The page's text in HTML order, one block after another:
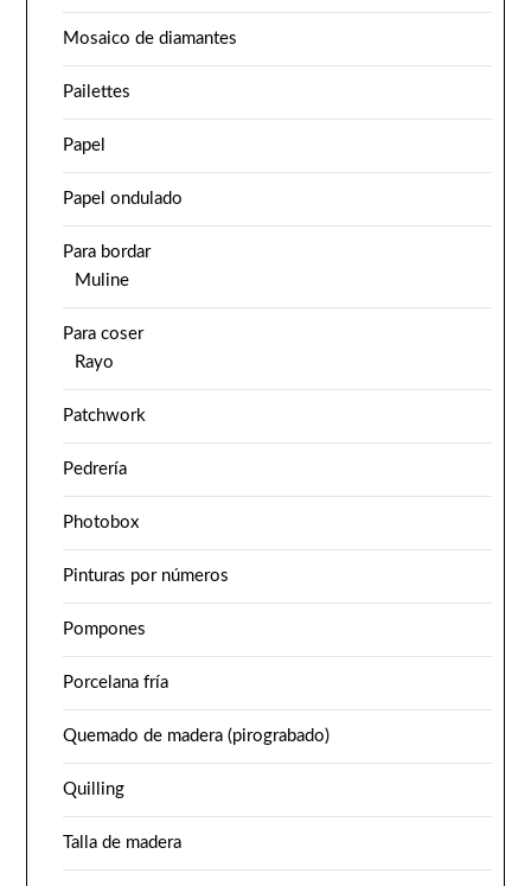
Mosaico de diamantes
Pailettes
Papel
Papel ondulado
Para bordar
Muline
Para coser
Rayo
Patchwork
Pedrería
Photobox
Pinturas por números
Pompones
Porcelana fría
Quemado de madera (pirograbado)
Quilling
Talla de madera